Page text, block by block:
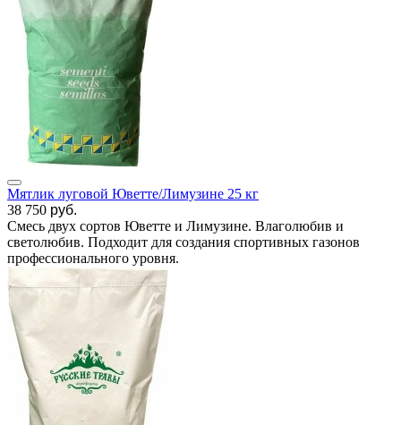
Мятлик луговой Юветте/Лимузине 25 кг
38 750 руб.
Смесь двух сортов Юветте и Лимузине. Влаголюбив и
светолюбив. Подходит для создания спортивных газонов
профессионального уровня.